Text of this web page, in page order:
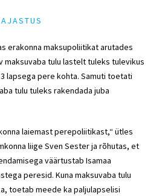
erakonna maksupoliitikat arutades
tulu lastelt tuleks tulevikus
lapsega pere kohta. Samuti toetati
tulu tuleks rakendada juba
laiemast perepoliitikast,“ ütles
liige Sven Sester ja rõhutas, et
väärtustab Isamaa
peresid. Kuna maksuvaba tulu
toetab meede ka paljulapselisi